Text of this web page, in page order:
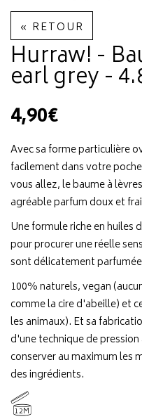
« RETOUR
Hurraw! -
earl grey -
4,90€
Avec sa forme particulière
facilement dans votre
vous allez, le baume à
agréable parfum doux et
Une formule riche en huiles
pour procurer une réelle
sont délicatement
100% naturels, vegan
comme la cire d'abeille) et
les animaux). Et sa
d'une technique de
conserver au maximum les
des ingrédients.
12M